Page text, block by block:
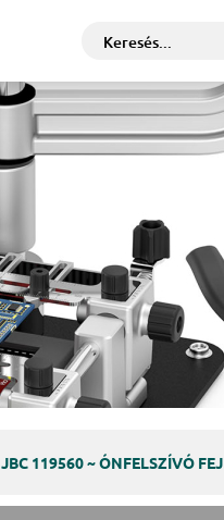
JBC 119560 ~ ÓNFELSZÍVÓ FEJ